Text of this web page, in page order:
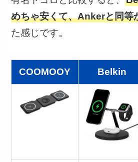
めちゃ安くて、Ankerと同等
た感じです。
COOMOOY Belkin